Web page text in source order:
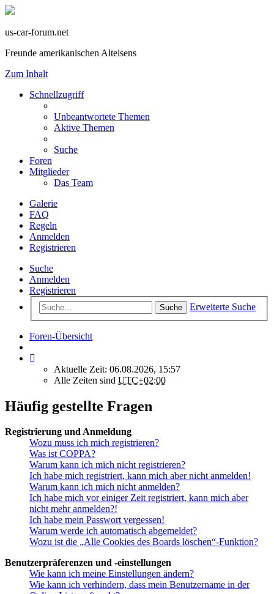
us-car-forum.net
Freunde amerikanischen Alteisens
Zum Inhalt
Schnellzugriff
Unbeantwortete Themen
Aktive Themen
Suche
Foren
Mitglieder
Das Team
Galerie
FAQ
Regeln
Anmelden
Registrieren
Suche
Anmelden
Registrieren
Suche Erweiterte Suche
Foren-Übersicht
Aktuelle Zeit: 06.08.2026, 15:57
Alle Zeiten sind UTC+02:00
Häufig gestellte Fragen
Registrierung und Anmeldung
Wozu muss ich mich registrieren?
Was ist COPPA?
Warum kann ich mich nicht registrieren?
Ich habe mich registriert, kann mich aber nicht anmelden!
Warum kann ich mich nicht anmelden?
Ich habe mich vor einiger Zeit registriert, kann mich aber
nicht mehr anmelden?!
Ich habe mein Passwort vergessen!
Warum werde ich automatisch abgemeldet?
Wozu ist die „Alle Cookies des Boards löschen“-Funktion?
Benutzerpräferenzen und -einstellungen
Wie kann ich meine Einstellungen ändern?
Wie kann ich verhindern, dass mein Benutzername in der